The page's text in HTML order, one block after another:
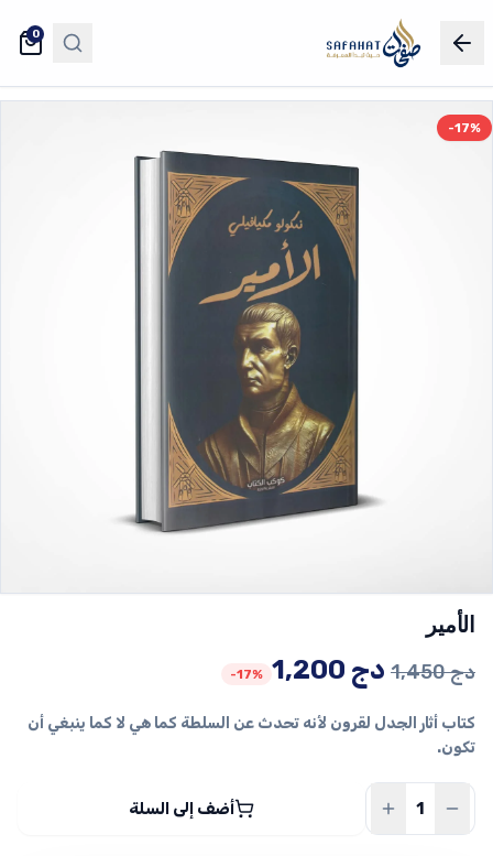
0
-17%
الأمير
1,450دج
السعر
هو:
1,450 دج.
1,200 دج
السعر
هو:
-17%
كتاب أثار الجدل لقرون لأنه تحدث عن السلطة كما هي لا كما ينبغي أن
تكون.
أضف إلى السلة